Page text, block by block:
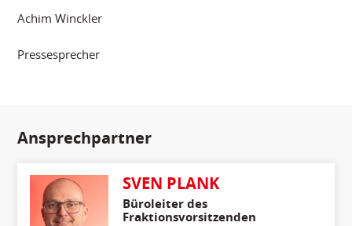
Achim Winckler
Pressesprecher
Ansprechpartner
SVEN PLANK
Büroleiter des
Fraktionsvorsitzenden